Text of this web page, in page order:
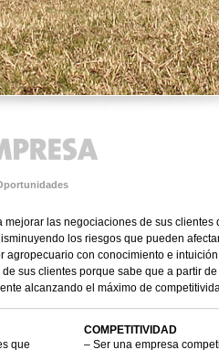
las negociaciones de sus clientes
los riesgos que pueden
agropecuario con conocimiento e
sus clientes porque sabe que a partir
alcanzando el máximo de
que
COMPETITIVIDAD
– Ser una empresa